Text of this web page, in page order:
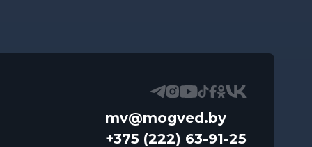
mv@mogved.by
+375 (222) 63-91-25